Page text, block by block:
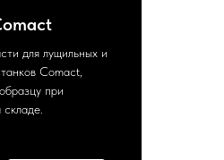
для лущильных и
Comact,
при
складе.